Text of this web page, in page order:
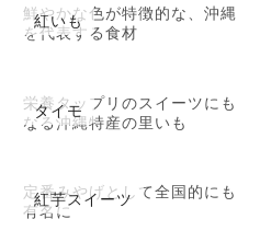
紅いも
鮮やかな色が特徴的な、沖縄
を代表する食材
タイモ
栄養タップリのスイーツにも
なる沖縄特産の里いも
紅芋スイーツ
定番みやげとして全国的にも
有名に